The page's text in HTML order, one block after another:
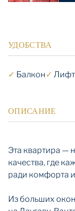
УДОБСТВА
✓ Балкон✓ Лифт
ОПИСАНИЕ
Эта квартира —
качества, где
ради комфорта
Из больших